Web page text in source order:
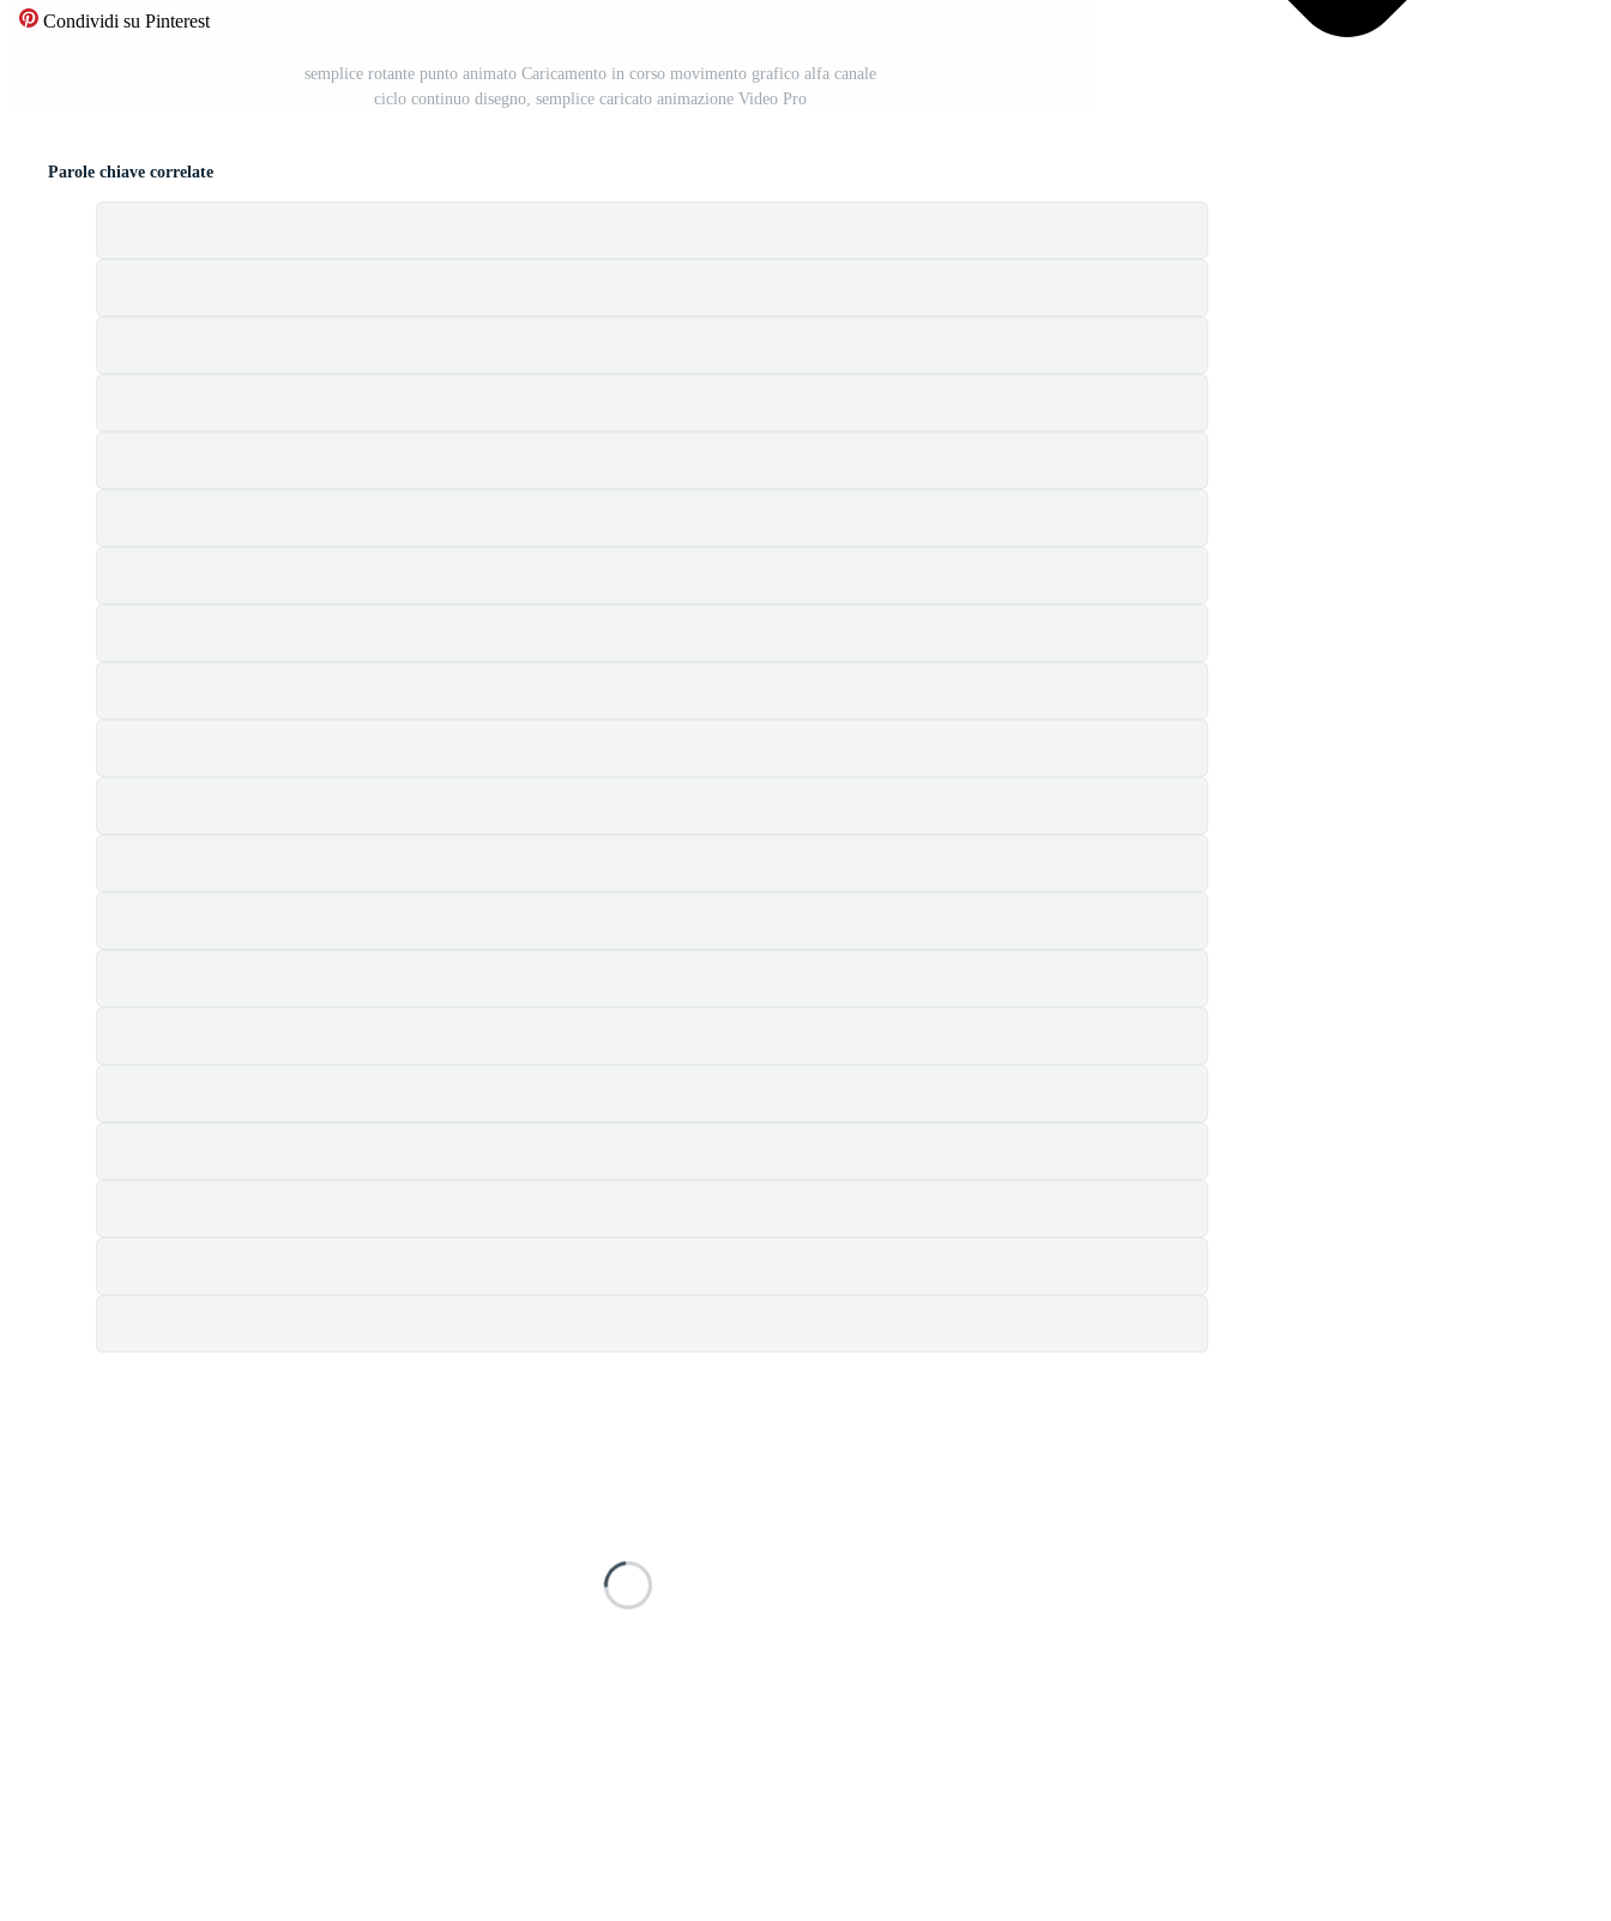
Condividi su Pinterest
semplice rotante punto animato Caricamento in corso movimento grafico alfa canale
ciclo continuo disegno, semplice caricato animazione Video Pro
Parole chiave correlate